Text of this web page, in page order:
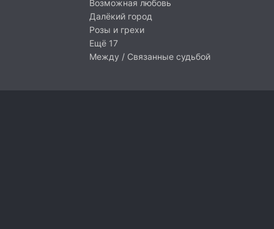
Возможная любовь
Далёкий город
Розы и грехи
Ещё 17
Между / Связанные судьбой